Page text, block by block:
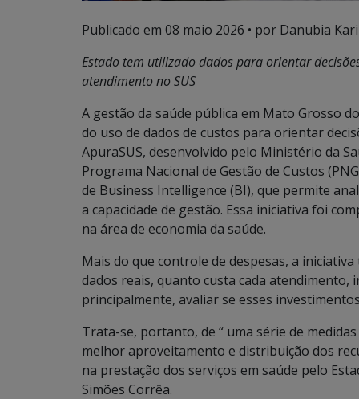
Publicado em 08 maio 2026 • por Danubia
Estado tem utilizado dados para orientar
atendimento no SUS
A gestão da saúde pública em Mato Grosso
do uso de dados de custos para orientar
ApuraSUS, desenvolvido pelo Ministério da
Programa Nacional de Gestão de Custos
de Business Intelligence (BI), que permite
a capacidade de gestão. Essa iniciativa foi
na área de economia da saúde.
Mais do que controle de despesas, a
dados reais, quanto custa cada
principalmente, avaliar se esses
Trata-se, portanto, de “ uma série de
melhor aproveitamento e distribuição dos
na prestação dos serviços em saúde pelo
Simões Corrêa.